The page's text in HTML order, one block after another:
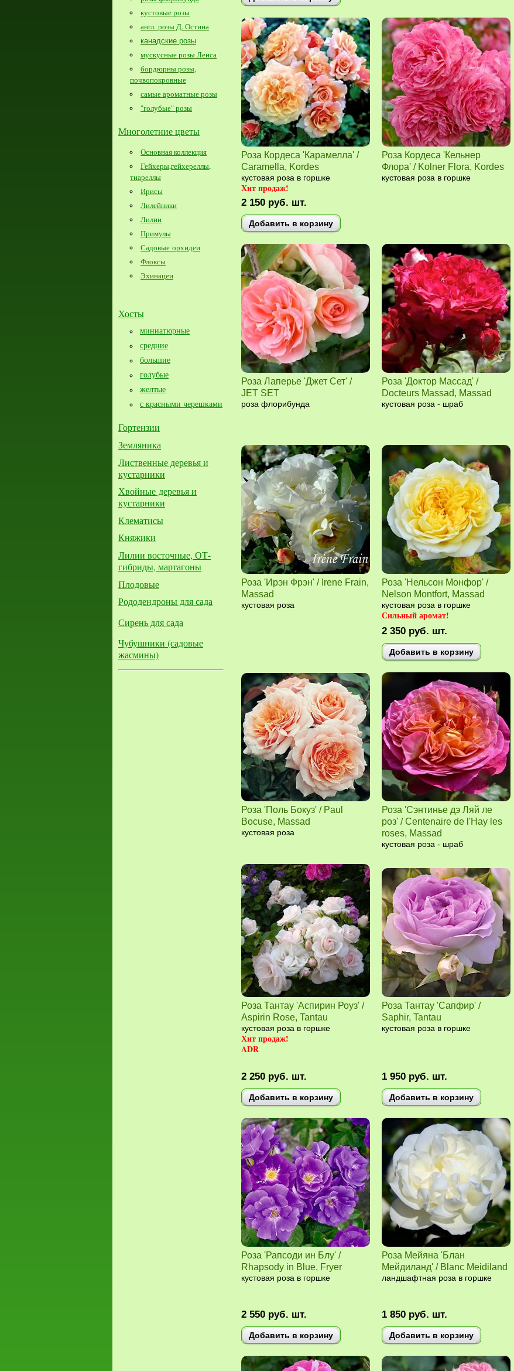
кустовые розы
англ. розы Д. Остина
канадские розы
мускусные розы Ленса
бордюрны розы,
почвопокровные
самые ароматные розы
"голубые" розы
Многолетние цветы
Основная коллекция
Гейхеры,гейхереллы,
тиареллы
Ирисы
Лилейники
Лилии
Примулы
Садовые орхидеи
Флоксы
Эхинацеи
Хосты
миниатюрные
средние
большие​
голубые
желтые
с красными черешками
Гортензии
Земляника
Лиственные деревья и
кустарники
Хвойные деревья и
кустарники
Клематисы
Княжики
Лилии восточные, ОТ-
гибриды, мартагоны
Плодовые
Рододендроны для сада
Сирень для сада
Чубушники (садовые
жасмины)
Роза Кордеса 'Карамелла' /
Caramella, Kordes
кустовая роза в горшке
Хит продаж!
2 150 руб. шт.
Добавить в корзину
Роза Кордеса 'Кельнер
Флора' / Kolner Flora, Kordes
кустовая роза в горшке
Роза Лаперье 'Джет Сет' /
JET SET
роза флорибунда
Роза 'Доктор Массад' /
Docteurs Massad, Massad
кустовая роза - шраб
Роза 'Ирэн Фрэн' / Irene Frain,
Massad
кустовая роза
Роза 'Нельсон Монфор' /
Nelson Montfort, Massad
кустовая роза в горшке
Сильный аромат!
2 350 руб. шт.
Добавить в корзину
Роза 'Поль Бокуз' / Paul
Bocuse, Massad
кустовая роза
Роза 'Cэнтинье дэ Ляй ле
роз' / Centenaire de l'Hay les
roses, Massad
кустовая роза - шраб
Роза Тантау 'Аспирин Роуз' /
Aspirin Rose, Tantau
кустовая роза в горшке
Хит продаж!
ADR
2 250 руб. шт.
Добавить в корзину
Роза Тантау 'Сапфир' /
Saphir, Tantau
кустовая роза в горшке
1 950 руб. шт.
Добавить в корзину
Роза 'Рапсоди ин Блу' /
Rhapsody in Blue, Fryer
кустовая роза в горшке
2 550 руб. шт.
Добавить в корзину
Роза Мейяна 'Блан
Мейдиланд' / Blanc Meidiland
ландшафтная роза в горшке
1 850 руб. шт.
Добавить в корзину